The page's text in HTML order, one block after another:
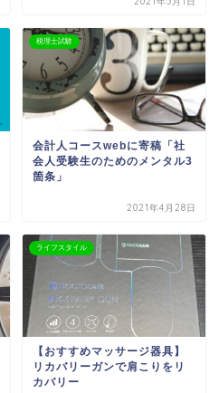
税理士試験
会計人コースwebに寄稿「社
会人受験生のためのメンタル3
箇条」
2021年4月28日
ライフスタイル
【おすすめマッサージ器具】
リカバリーガンで肩こりをリ
カバリー